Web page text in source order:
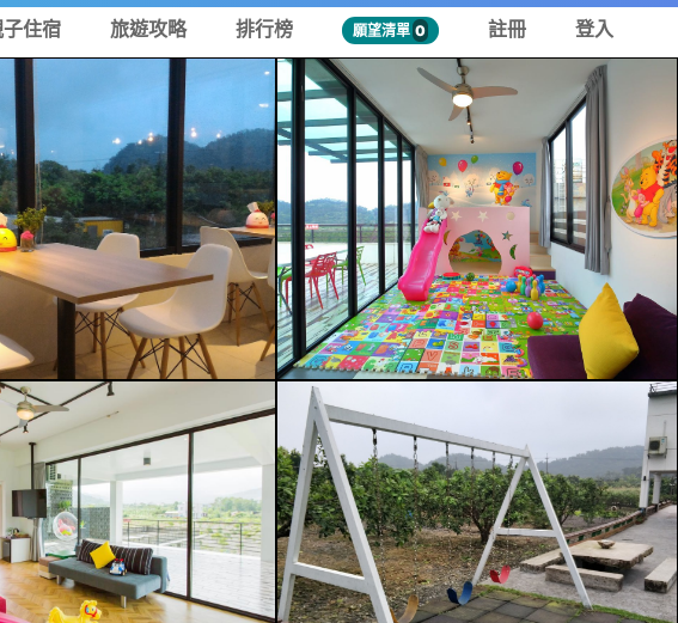
住宿 旅遊攻略 排行榜 願望清單 0 註冊 登入